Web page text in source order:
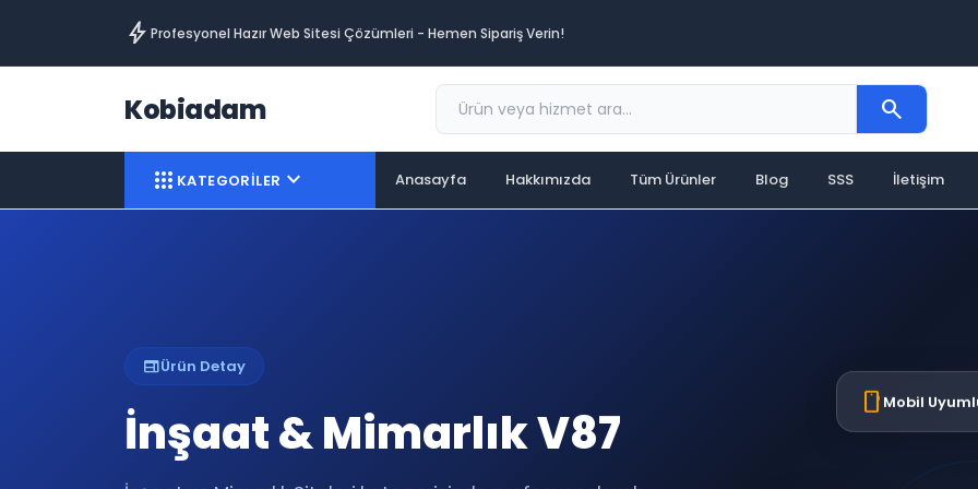
bolt Profesyonel Hazır Web Sitesi Çözümleri - Hemen Sipariş Verin!
Kobiadam search
apps KATEGORİLER expand_more Anasayfa Hakkımızda Tüm Ürünler Blog SSS İletişim
webÜrün Detay
İnşaat & Mimarlık V87 smartphone Mobil